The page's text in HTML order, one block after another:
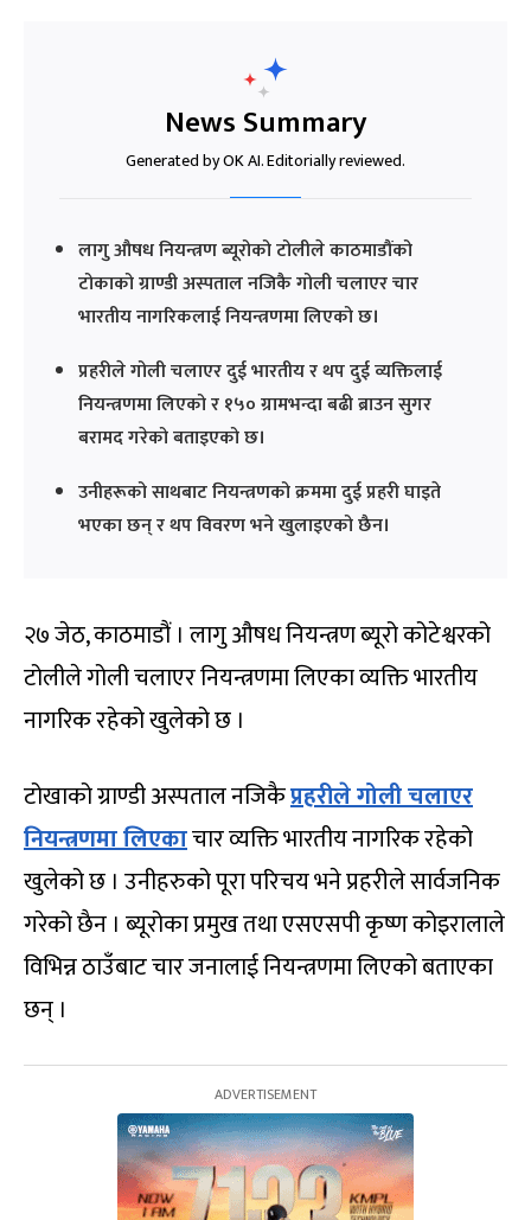
News Summary
Generated by OK AI. Editorially reviewed.
लागु औषध नियन्त्रण ब्यूरोको टोलीले काठमाडौंको
टोकाको ग्राण्डी अस्पताल नजिकै गोली चलाएर चार
भारतीय नागरिकलाई नियन्त्रणमा लिएको छ।
प्रहरीले गोली चलाएर दुई भारतीय र थप दुई व्यक्तिलाई
नियन्त्रणमा लिएको र १५० ग्रामभन्दा बढी ब्राउन सुगर
बरामद गरेको बताइएको छ।
उनीहरूको साथबाट नियन्त्रणको क्रममा दुई प्रहरी घाइते
भएका छन् र थप विवरण भने खुलाइएको छैन।
२७ जेठ, काठमाडौं । लागु औषध नियन्त्रण ब्यूरो कोटेश्वरको
टोलीले गोली चलाएर नियन्त्रणमा लिएका व्यक्ति भारतीय
नागरिक रहेको खुलेको छ ।
टोखाको ग्राण्डी अस्पताल नजिकैप्रहरीले गोली चलाएर
नियन्त्रणमा लिएकाचार व्यक्ति भारतीय नागरिक रहेको
खुलेको छ । उनीहरुको पूरा परिचय भने प्रहरीले सार्वजनिक
गरेको छैन । ब्यूरोका प्रमुख तथा एसएसपी कृष्ण कोइरालाले
विभिन्न ठाउँबाट चार जनालाई नियन्त्रणमा लिएको बताएका
छन् ।